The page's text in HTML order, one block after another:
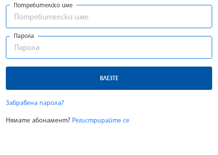
Потребителско име
Парола
ВЛЕЗТЕ
Забравена парола?
Нямате абонамент? Регистрирайте се